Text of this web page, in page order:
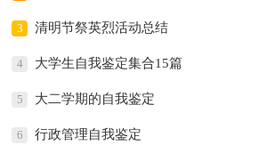
3 清明节祭英烈活动总结
4 大学生自我鉴定集合15篇
5 大二学期的自我鉴定
6 行政管理自我鉴定